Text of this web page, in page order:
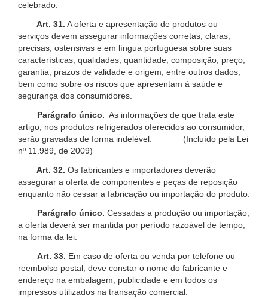
celebrado.
Art. 31. A oferta e apresentação de produtos ou
serviços devem assegurar informações corretas, claras,
precisas, ostensivas e em língua portuguesa sobre suas
características, qualidades, quantidade, composição, preço,
garantia, prazos de validade e origem, entre outros dados,
bem como sobre os riscos que apresentam à saúde e
segurança dos consumidores.
Parágrafo único. As informações de que trata este
artigo, nos produtos refrigerados oferecidos ao consumidor,
serão gravadas de forma indelével. (Incluído pela Lei
nº 11.989, de 2009)
Art. 32. Os fabricantes e importadores deverão
assegurar a oferta de componentes e peças de reposição
enquanto não cessar a fabricação ou importação do produto.
Parágrafo único. Cessadas a produção ou importação,
a oferta deverá ser mantida por período razoável de tempo,
na forma da lei.
Art. 33. Em caso de oferta ou venda por telefone ou
reembolso postal, deve constar o nome do fabricante e
endereço na embalagem, publicidade e em todos os
impressos utilizados na transação comercial.